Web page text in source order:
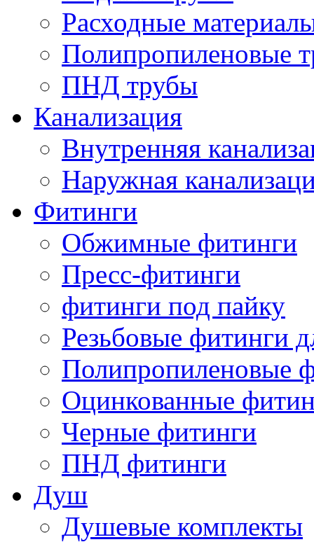
Расходные
Полипропиленовые
ПНД трубы
Канализация
Внутренняя
Наружная
Фитинги
Обжимные фитинги
Пресс-фитинги
фитинги под пайку
Резьбовые фитинги
Полипропиленовые
Оцинкованные
Черные фитинги
ПНД фитинги
Душ
Душевые комплекты